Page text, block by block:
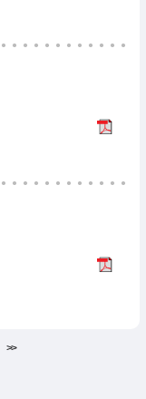
>>